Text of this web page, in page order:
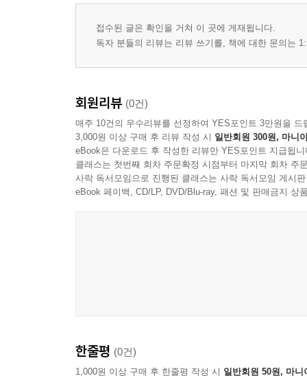
접수된 글은 확인을 거쳐 이 곳에 게재됩니다.
독자 분들의 리뷰는 리뷰 쓰기를, 책에 대한 문의는
회원리뷰 (0건)
매주 10건의 우수리뷰를 선정하여 YES포인트 3만원을 드
3,000원 이상 구매 후 리뷰 작성 시 일반회원 300원, 마니
eBook은 다운로드 후 작성한 리뷰만 YES포인트 지급됩니
클래스는 첫번째 회차 주문확정 시점부터 마지막 회차 주
사락 독서모임으로 진행된 클래스는 사락 독서모임 게시
eBook 페이백, CD/LP, DVD/Blu-ray, 패션 및 판매금지 상
한줄평 (0건)
1,000원 이상 구매 후 한줄평 작성 시 일반회원 50원, 마니